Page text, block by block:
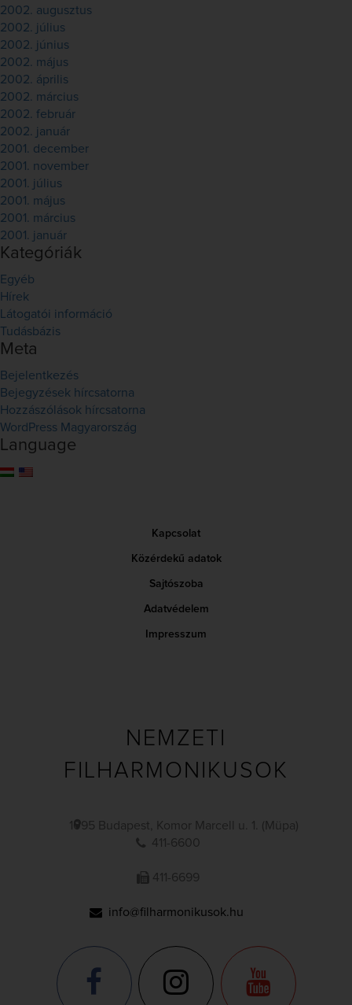
2002. augusztus
2002. július
2002. június
2002. május
2002. április
2002. március
2002. február
2002. január
2001. december
2001. november
2001. július
2001. május
2001. március
2001. január
Kategóriák
Egyéb
Hírek
Látogatói információ
Tudásbázis
Meta
Bejelentkezés
Bejegyzések hírcsatorna
Hozzászólások hírcsatorna
WordPress Magyarország
Language
Kapcsolat
Közérdekű adatok
Sajtószoba
Adatvédelem
Impresszum
NEMZETI
FILHARMONIKUSOK
1095 Budapest, Komor Marcell u. 1. (Müpa)
411-6600
411-6699
info@filharmonikusok.hu